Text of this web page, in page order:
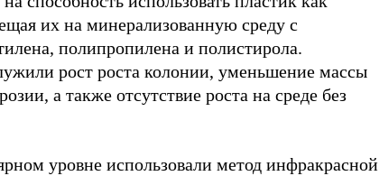
их на минерализованную среду с
полипропилена и полистирола.
рост роста колонии, уменьшение массы
а также отсутствие роста на среде без
уровне использовали метод инфракрасной